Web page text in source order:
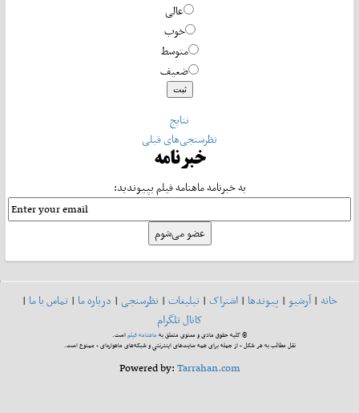
عالی
خوب
متوسط
ضعیف
نتایج
نظرسنجی‌های قبلی
خبرنامه
به خبرنامه ماهنامه فیلم بپیوندید:
خانه|آرشیو| پیوندها| اشتراک| تبلیغات| نظرسنجی| درباره ما| تماس با ما|
کانال تلگرام
© کلیه حقوق مادی و معنوی متعلق بهماهنامه فیلماست.
نقل مطالب به هر شکل - از جمله برای همه سایت‌های اینترنتی و شبکه‌های ماهواره‌ای - ممنوع است.
Powered by:Tarrahan.com